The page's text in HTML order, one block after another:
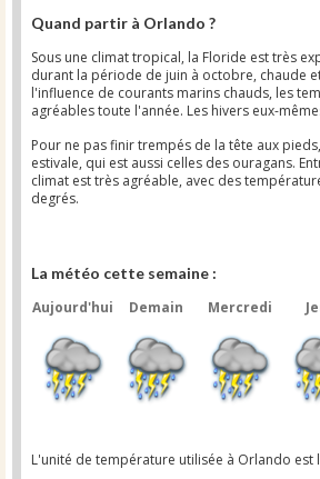
Quand partir à Orlando ?
Sous une climat tropical, la Floride est très
durant la période de juin à octobre, chaude
l'influence de courants marins chauds, les
agréables toute l'année. Les hivers eux-
Pour ne pas finir trempés de la tête aux
estivale, qui est aussi celles des ouragans.
climat est très agréable, avec des
degrés.
La météo cette semaine :
Aujourd'hui
Demain Mercredi
L'unité de température utilisée à Orlando est